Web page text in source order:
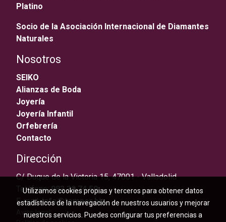
Platino
Socio de la Asociación Internacional de Diamantes
Naturales
Nosotros
SEIKO
Alianzas de Boda
Joyería
Joyería Infantil
Orfebrería
Contacto
Dirección
C/ Duque de la Victoria 15, 47001 - Valladolid
Teléfono:983 30 74 59
E-mail:info@temper.biz
Aviso legal
Utilizamos cookies propias y terceros para obtener datos
estadísticos de la navegación de nuestros usuarios y mejorar
nuestros servicios. Puedes configurar tus preferencias a